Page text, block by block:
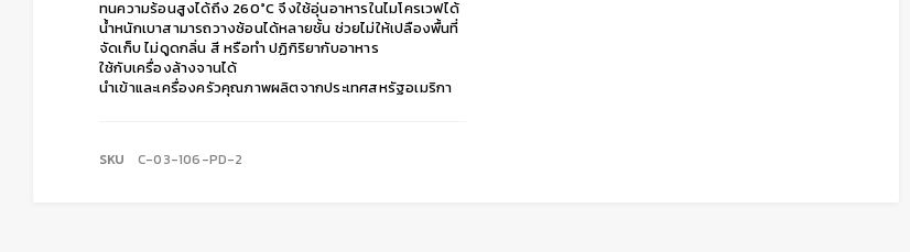
ทนความร้อนสูงได้ถึง 260°C จึงใช้อุ่นอาหารในไมโครเวฟได้
น้ำหนักเบาสามารถวางซ้อนได้หลายชั้น ช่วยไม่ให้เปลืองพื้นที่
จัดเก็บ ไม่ดูดกลิ่น สี หรือทำ ปฏิกิริยากับอาหาร
ใช้กับเครื่องล้างจานได้
นำเข้าและเครื่องครัวคุณภาพผลิตจากประเทศสหรัฐอเมริกา
SKU C-03-106-PD-2